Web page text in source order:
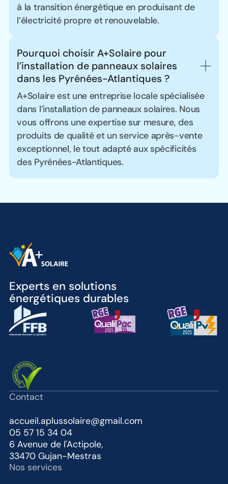
à la transition énergétique en produisant de
l’électricité propre et renouvelable.
Pourquoi choisir A+Solaire pour
l’installation de panneaux solaires
dans les Pyrénées-Atlantiques ?
A+Solaire est une entreprise locale spécialisée
dans l’installation de panneaux solaires. Nous
vous offrons une expertise sur mesure, des
produits de qualité et un service après-vente
exceptionnel, le tout adapté aux spécificités
des Pyrénées-Atlantiques.
Experts en solutions
énergétiques durables
Contact
accueil.aplussolaire@gmail.com
05 57 15 34 04
6 Avenue de l'Actipole,
33470 Gujan-Mestras
Nos services